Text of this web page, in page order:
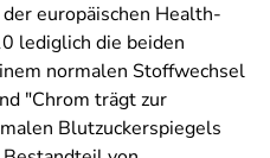
europäischen Health-
lediglich die beiden
normalen Stoffwechsel
"Chrom trägt zur
Blutzuckerspiegels